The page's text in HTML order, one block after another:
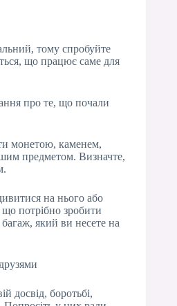
тому спробуйте
що працює саме для
про те, що почали
монетою, каменем,
предметом. Визначте,
на нього або
що потрібно зробити
який ви несете на
досвід, боротьбі,